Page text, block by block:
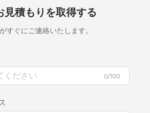
見積もりを取得する
すぐにご連絡いたします。
0/100